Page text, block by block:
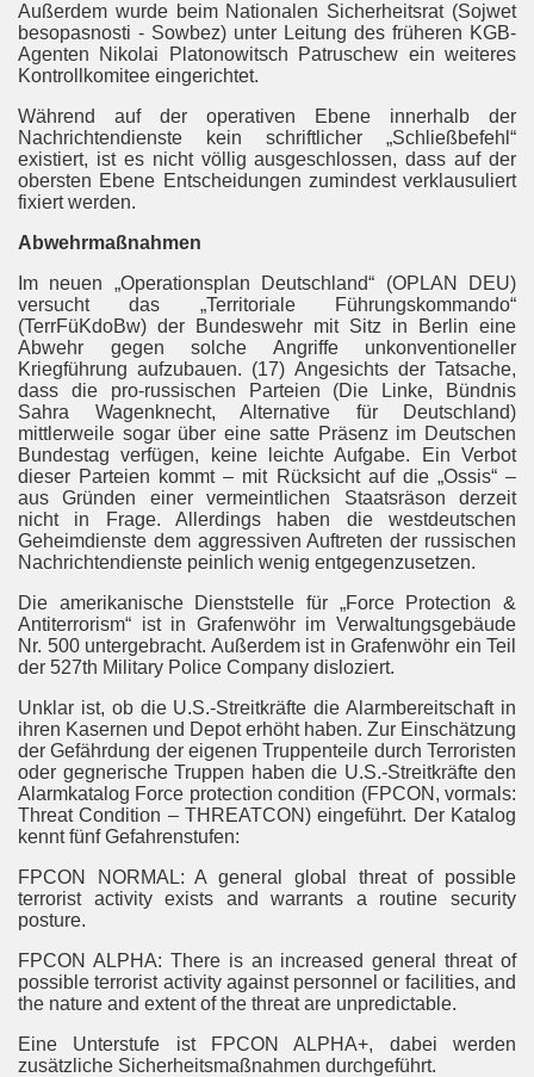
Außerdem wurde beim Nationalen Sicherheitsrat (Sojwet
besopasnosti - Sowbez) unter Leitung des früheren KGB-
Agenten Nikolai Platonowitsch Patruschew ein weiteres
Kontrollkomitee eingerichtet.
Während auf der operativen Ebene innerhalb der
Nachrichtendienste kein schriftlicher „Schließbefehl“
existiert, ist es nicht völlig ausgeschlossen, dass auf der
obersten Ebene Entscheidungen zumindest verklausuliert
fixiert werden.
Abwehrmaßnahmen
Im neuen „Operationsplan Deutschland“ (OPLAN DEU)
versucht das „Territoriale Führungskommando“
(TerrFüKdoBw) der Bundeswehr mit Sitz in Berlin eine
Abwehr gegen solche Angriffe unkonventioneller
Kriegführung aufzubauen. (17) Angesichts der Tatsache,
dass die pro-russischen Parteien (Die Linke, Bündnis
Sahra Wagenknecht, Alternative für Deutschland)
mittlerweile sogar über eine satte Präsenz im Deutschen
Bundestag verfügen, keine leichte Aufgabe. Ein Verbot
dieser Parteien kommt – mit Rücksicht auf die „Ossis“ –
aus Gründen einer vermeintlichen Staatsräson derzeit
nicht in Frage. Allerdings haben die westdeutschen
Geheimdienste dem aggressiven Auftreten der russischen
Nachrichtendienste peinlich wenig entgegenzusetzen.
Die amerikanische Dienststelle für „Force Protection &
Antiterrorism“ ist in Grafenwöhr im Verwaltungsgebäude
Nr. 500 untergebracht. Außerdem ist in Grafenwöhr ein Teil
der 527th Military Police Company disloziert.
Unklar ist, ob die U.S.-Streitkräfte die Alarmbereitschaft in
ihren Kasernen und Depot erhöht haben. Zur Einschätzung
der Gefährdung der eigenen Truppenteile durch Terroristen
oder gegnerische Truppen haben die U.S.-Streitkräfte den
Alarmkatalog Force protection condition (FPCON, vormals:
Threat Condition – THREATCON) eingeführt. Der Katalog
kennt fünf Gefahrenstufen:
FPCON NORMAL: A general global threat of possible
terrorist activity exists and warrants a routine security
posture.
FPCON ALPHA: There is an increased general threat of
possible terrorist activity against personnel or facilities, and
the nature and extent of the threat are unpredictable.
Eine Unterstufe ist FPCON ALPHA+, dabei werden
zusätzliche Sicherheitsmaßnahmen durchgeführt.